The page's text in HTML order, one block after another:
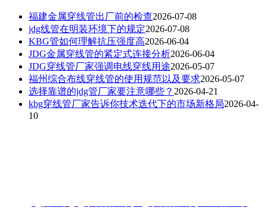
福建金属穿线管出厂前的检查2026-07-08
jdg线管在明装环境下的规定2026-07-08
KBG管如何理解抗压强度高2026-06-04
JDG金属穿线管的紧定式连接分析2026-06-04
JDG穿线管厂家强调电线穿线用途2026-05-07
福州综合布线穿线管的使用规范以及要求2026-05-07
选择靠谱的jdg管厂家要注意哪些？ 2026-04-21
kbg穿线管厂家告诉你技术迭代下的市场新格局2026-04-
10